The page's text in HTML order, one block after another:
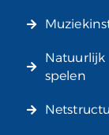
Natuurlijk
spelen